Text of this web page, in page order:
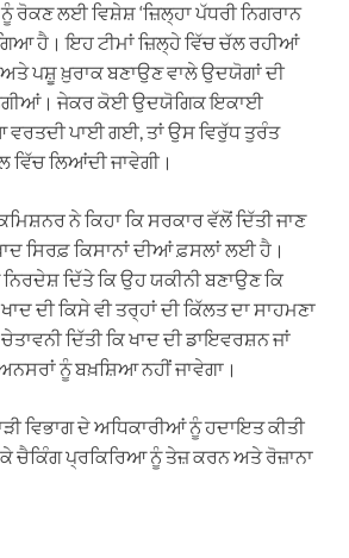
ਰੋਕਣ ਲਈ ਵਿਸ਼ੇਸ਼ ‘ਜ਼ਿਲ੍ਹਾ ਪੱਧਰੀ ਨਿਗਰਾਨ
ਹੈ। ਇਹ ਟੀਮਾਂ ਜ਼ਿਲ੍ਹੇ ਵਿੱਚ ਚੱਲ ਰਹੀਆਂ
ਪਸ਼ੂ ਖ਼ੁਰਾਕ ਬਣਾਉਣ ਵਾਲੇ ਉਦਯੋਗਾਂ ਦੀ
ਜੇਕਰ ਕੋਈ ਉਦਯੋਗਿਕ ਇਕਾਈ
ਵਰਤਦੀ ਪਾਈ ਗਈ, ਤਾਂ ਉਸ ਵਿਰੁੱਧ ਤੁਰੰਤ
ਵਿੱਚ ਲਿਆਂਦੀ ਜਾਵੇਗੀ।
ਨੇ ਕਿਹਾ ਕਿ ਸਰਕਾਰ ਵੱਲੋਂ ਦਿੱਤੀ ਜਾਣ
ਸਿਰਫ਼ ਕਿਸਾਨਾਂ ਦੀਆਂ ਫ਼ਸਲਾਂ ਲਈ ਹੈ।
ਦਿੱਤੇ ਕਿ ਉਹ ਯਕੀਨੀ ਬਣਾਉਣ ਕਿ
ਦੀ ਕਿਸੇ ਵੀ ਤਰ੍ਹਾਂ ਦੀ ਕਿੱਲਤ ਦਾ ਸਾਹਮਣਾ
ਦਿੱਤੀ ਕਿ ਖਾਦ ਦੀ ਡਾਇਵਰਸ਼ਨ ਜਾਂ
ਨੂੰ ਬਖ਼ਸ਼ਿਆ ਨਹੀਂ ਜਾਵੇਗਾ।
ਵਿਭਾਗ ਦੇ ਅਧਿਕਾਰੀਆਂ ਨੂੰ ਹਦਾਇਤ ਕੀਤੀ
ਕੇ ਚੈਕਿੰਗ ਪ੍ਰਕਿਰਿਆ ਨੂੰ ਤੇਜ਼ ਕਰਨ ਅਤੇ ਰੋਜ਼ਾਨਾ